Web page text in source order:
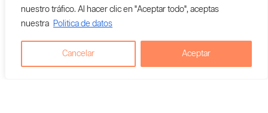
nuestro tráfico. Al hacer clic en "Aceptar todo", aceptas
nuestra Politica de datos
Cancelar Aceptar